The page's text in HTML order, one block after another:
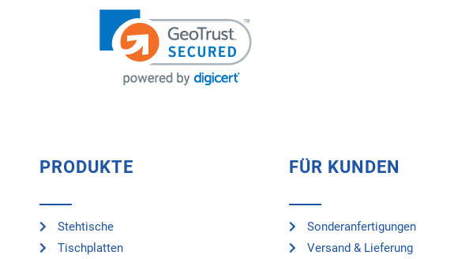
PRODUKTE
Stehtische
Tischplatten
FÜR KUNDEN
Sonderanfertigungen
Versand & Lieferung